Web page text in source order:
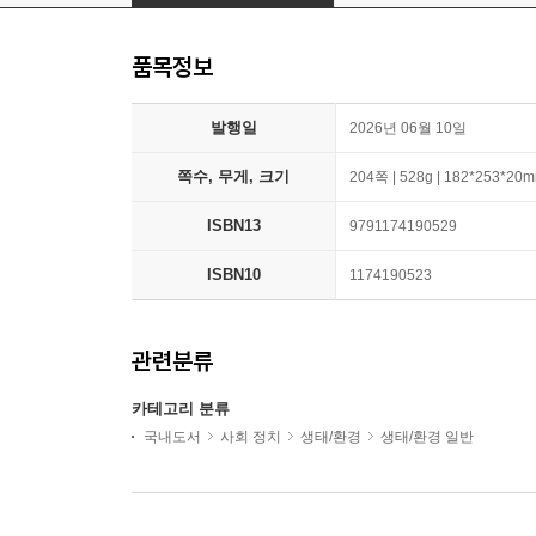
품목정보
발행일 2026년 06월 10일
쪽수, 무게, 크기 204쪽 | 528g |
ISBN13 9791174190529
ISBN10 1174190523
관련분류
카테고리 분류
국내도서 사회 정치 생태/환경 생태/환경 일반